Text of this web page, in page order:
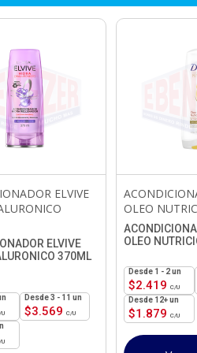
ELVIVE
ELVIVE
370ML
$3.569
3 - 11 un
OLEO
OLEO
$2.419
1 - 2un
$1.879
12+ un